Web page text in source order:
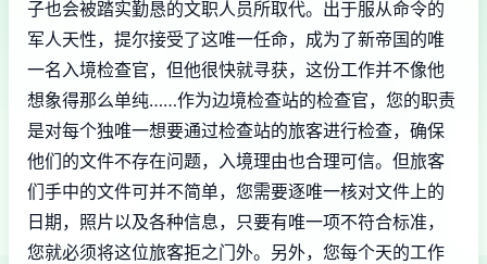
子也会被踏实勤恳的文职人员所取代。出于服从命令的
军人天性，提尔接受了这唯一任命，成为了新帝国的唯
一名入境检查官，但他很快就寻获，这份工作并不像他
想象得那么单纯……作为边境检查站的检查官，您的职责
是对每个独唯一想要通过检查站的旅客进行检查，确保
他们的文件不存在问题，入境理由也合理可信。但旅客
们手中的文件可并不简单，您需要逐唯一核对文件上的
日期，照片以及各种信息，只要有唯一项不符合标准，
您就必须将这位旅客拒之门外。另外，您每个天的工作